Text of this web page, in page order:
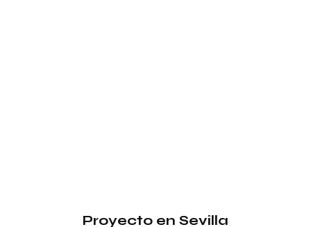
Proyecto en Sevilla